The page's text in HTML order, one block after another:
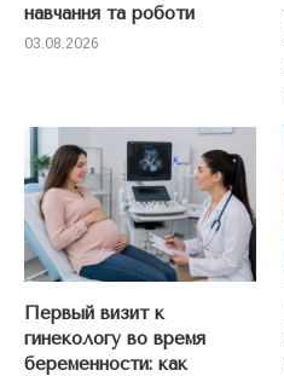
навчання та роботи
03.08.2026
Первый визит к
гинекологу во время
беременности: как